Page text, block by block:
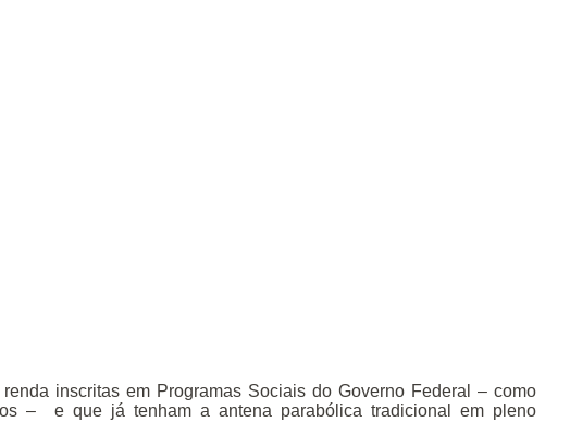
inscritas em Programas Sociais do Governo Federal – como
– e que já tenham a antena parabólica tradicional em pleno